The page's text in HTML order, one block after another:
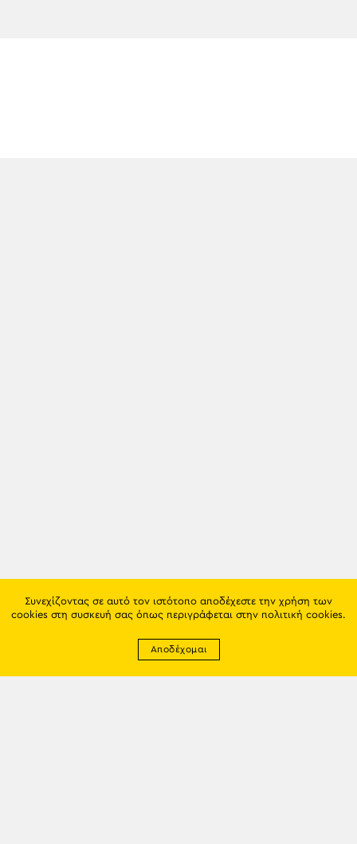
Συνεχίζοντας σε αυτό τον ιστότοπο αποδέχεστε την χρήση των
cookies στη συσκευή σας όπως περιγράφεται στην πολιτική cookies.
Αποδέχομαι